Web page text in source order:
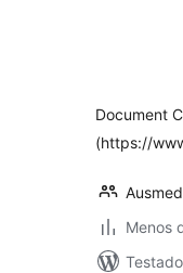
Document
(https://
Ausmed
Menos